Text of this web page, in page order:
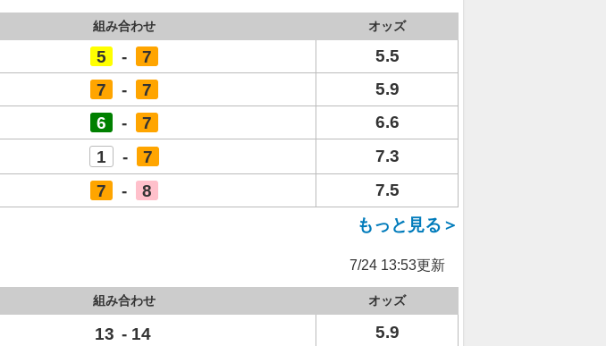
組み合わせ オッズ
5 - 7
5.5
7 - 7
5.9
6 - 7
6.6
1 - 7
7.3
7 - 8
7.5
もっと見る＞
7/24 13:53更新
組み合わせ オッズ
13 - 14
5.9